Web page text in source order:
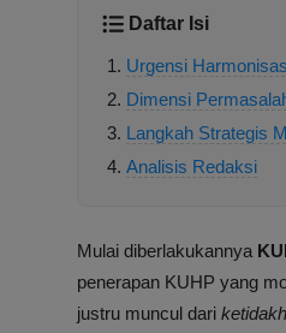
Daftar Isi
Urgensi
Dimensi
Langkah Strategis
Analisis Redaksi
Mulai diberlakukannya
penerapan KUHP yang
justru muncul dari